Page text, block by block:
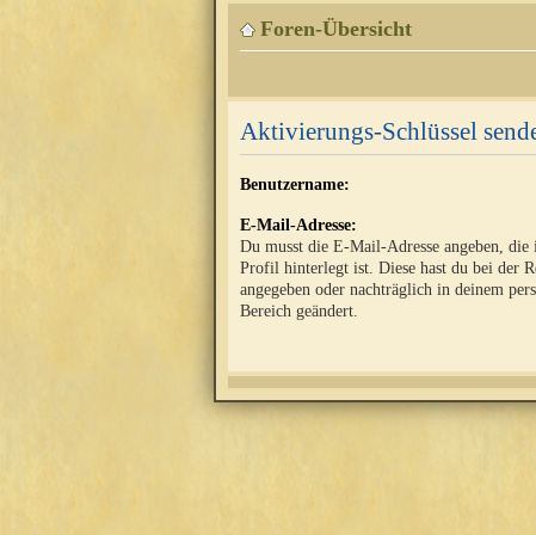
Foren-Übersicht
Aktivierungs-Schlüssel
Benutzername:
E-Mail-Adresse:
Du musst die E-Mail-Adresse angeben, die
Profil hinterlegt ist. Diese hast du bei der
angegeben oder nachträglich in deinem
Bereich geändert.